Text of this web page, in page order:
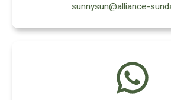
sunnysun@alliance-